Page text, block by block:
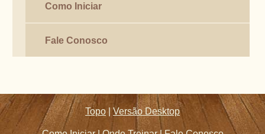
Como Iniciar
Fale Conosco
Topo |Versão Desktop